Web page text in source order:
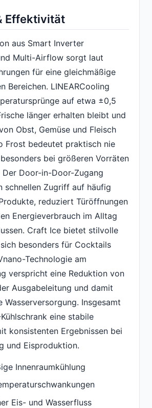
Effektivität
aus Smart Inverter
Multi-Airflow sorgt laut
für eine gleichmäßige
Bereichen. LINEARCooling
auf etwa ±0,5
länger erhalten bleibt und
Obst, Gemüse und Fleisch
Frost bedeutet praktisch nie
bei größeren Vorräten
Door-in-Door-Zugang
schnellen Zugriff auf häufig
reduziert Türöffnungen
Energieverbrauch im Alltag
Craft Ice bietet stilvolle
besonders für Cocktails
Technologie am
verspricht eine Reduktion von
Ausgabeleitung und damit
Wasserversorgung. Insgesamt
eine stabile
konsistenten Ergebnissen bei
und Eisproduktion.
Innenraumkühlung
Eis- und Wasserfluss